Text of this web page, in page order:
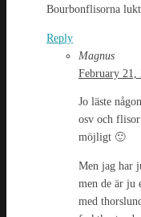
Bourbonflisorna
Reply
Magnus
February 21,
Jo läste
osv och
möjligt 🙂
Men jag har
men de är ju
med